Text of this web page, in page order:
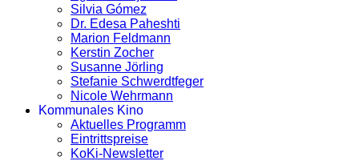
Silvia Gómez
Dr. Edesa Paheshti
Marion Feldmann
Kerstin Zocher
Susanne Jörling
Stefanie Schwerdtfeger
Nicole Wehrmann
Kommunales Kino
Aktuelles Programm
Eintrittspreise
KoKi-Newsletter